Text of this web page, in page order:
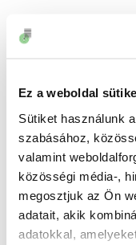
Ez a weboldal
Sütiket használunk
szabásához,
valamint
közösségi média-,
megosztjuk az Ön
adatait, akik
adatokkal,